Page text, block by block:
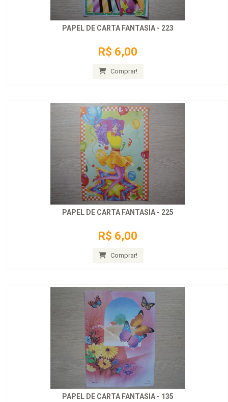
PAPEL DE CARTA FANTASIA - 223
R$ 6,00
Comprar!
PAPEL DE CARTA FANTASIA - 225
R$ 6,00
Comprar!
PAPEL DE CARTA FANTASIA - 135